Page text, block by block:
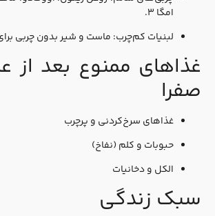
امگا ۳.
لبنیات کم‌چرب: ماست و شیر بدون چربی برای
غذاهای ممنوع بعد از
صفرا
غذاهای سرخ‌کردنی و پرچرب
حبوبات و کلم (نفاخ)
الکل و دخانیات
سبک زندگی